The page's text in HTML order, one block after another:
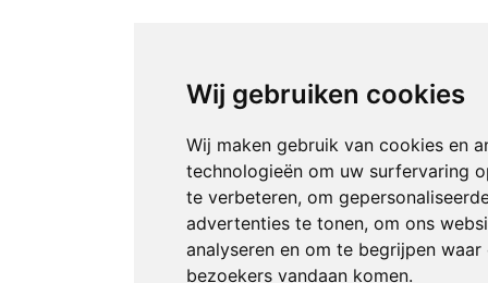
Wij gebruiken cookies
Wij maken gebruik van cookies en
technologieën om uw surfervaring
te verbeteren, om
advertenties te tonen, om ons
analyseren en om te begrijpen waar
bezoekers vandaan komen.